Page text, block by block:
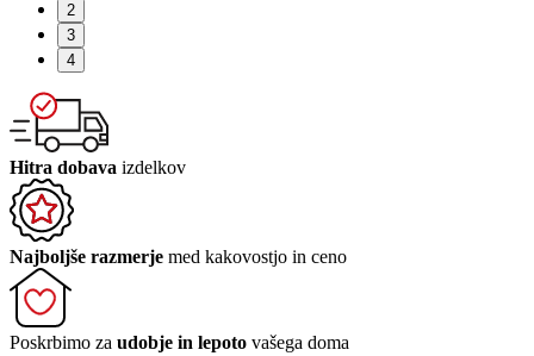
2
3
4
Hitra dobava izdelkov
Najboljše razmerje med kakovostjo in ceno
Poskrbimo za udobje in lepoto vašega doma